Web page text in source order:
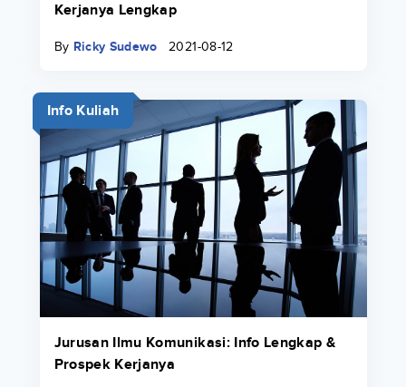
Kerjanya Lengkap
By Ricky Sudewo 2021-08-12
Info Kuliah
Jurusan Ilmu Komunikasi: Info Lengkap &
Prospek Kerjanya